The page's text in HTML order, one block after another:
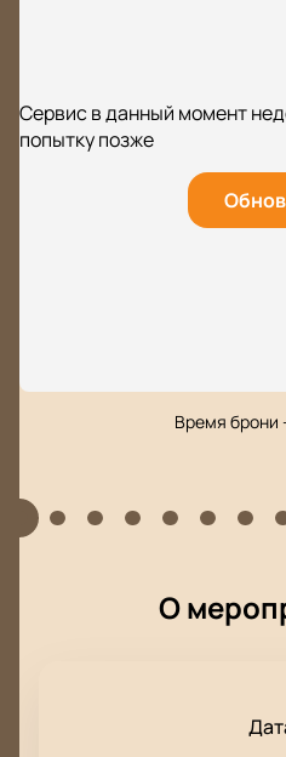
Сервис в данный момент
попытку позже
Время брони
О